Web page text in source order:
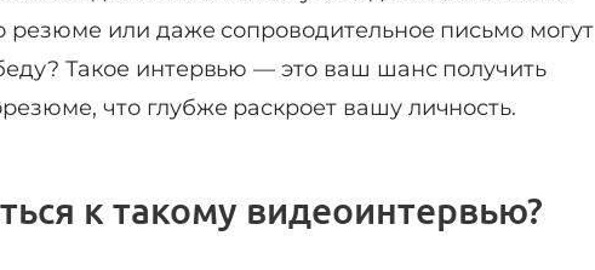
резюме или даже сопроводительное письмо могут
Такое интервью — это ваш шанс получить
что глубже раскроет вашу личность.
к такому видеоинтервью?